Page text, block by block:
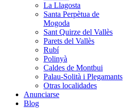
La Llagosta
Santa Perpètua de
Mogoda
Sant Quirze del Vallès
Parets del Vallès
Rubí
Polinyà
Caldes de Montbui
Palau-Solità i Plegamants
Otras localidades
Anunciarse
Blog